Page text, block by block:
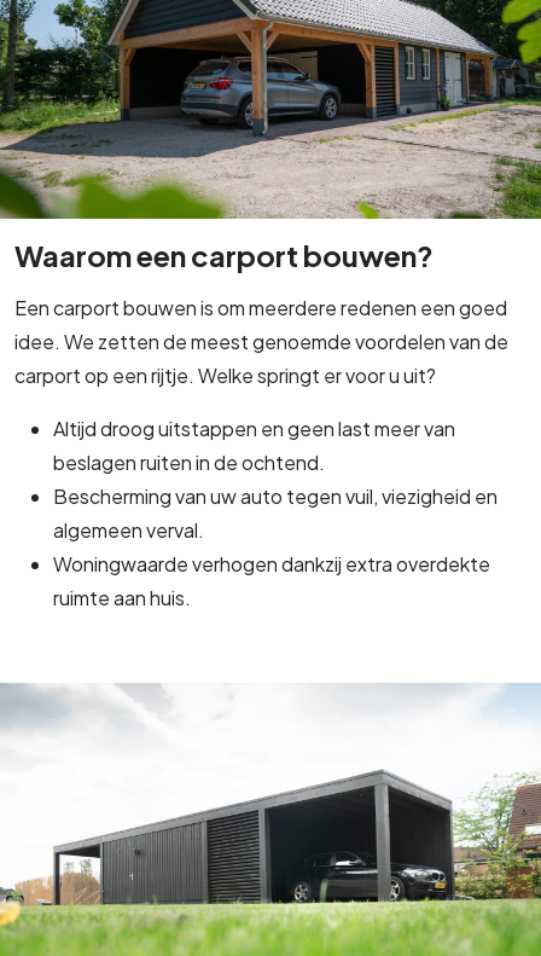
Waarom een carport bouwen?
Een carport bouwen is om meerdere redenen een goed
idee. We zetten de meest genoemde voordelen van de
carport op een rijtje. Welke springt er voor u uit?
Altijd droog uitstappen en geen last meer van
beslagen ruiten in de ochtend.
Bescherming van uw auto tegen vuil, viezigheid en
algemeen verval.
Woningwaarde verhogen dankzij extra overdekte
ruimte aan huis.